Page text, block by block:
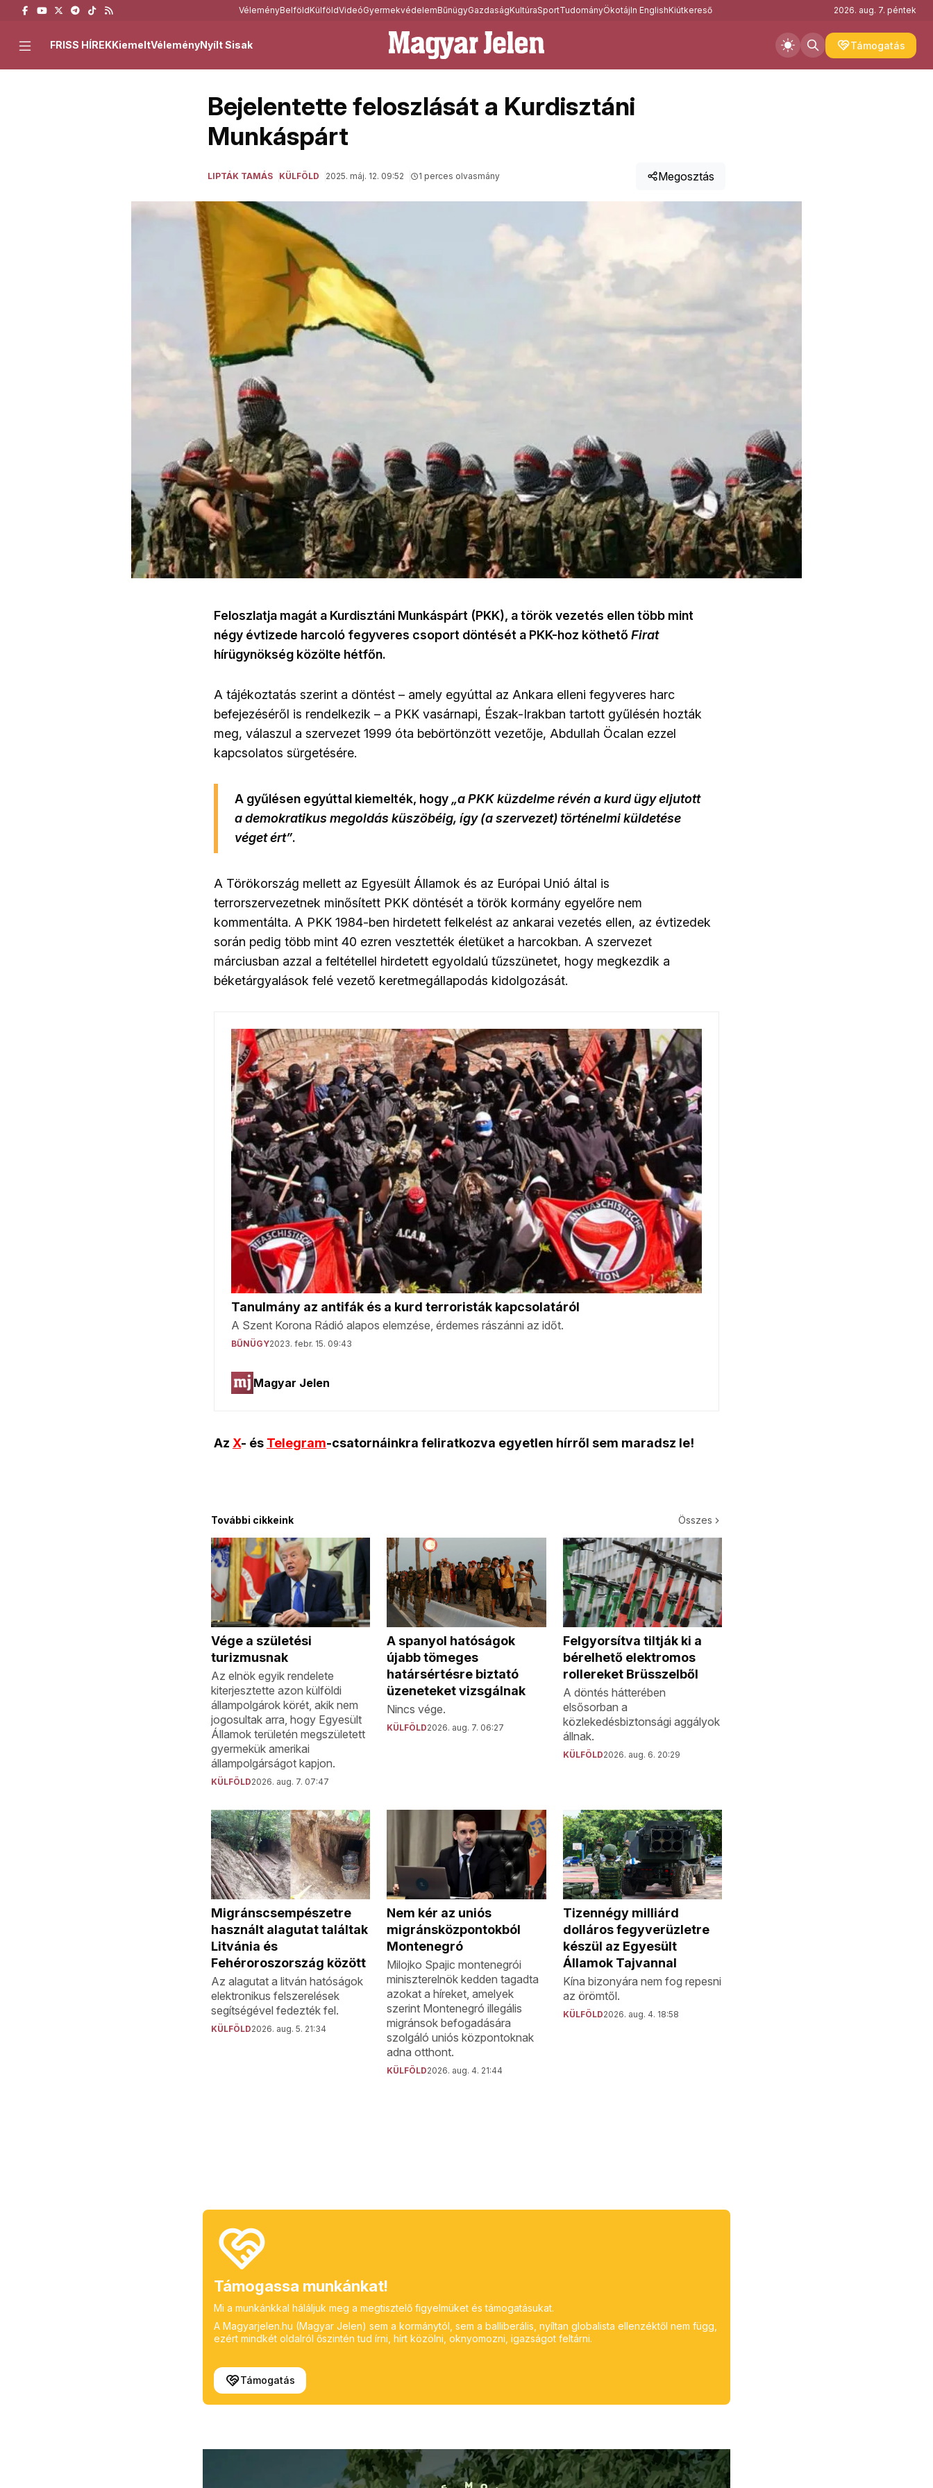
VéleményBelföldKülföldVideóGyermekvédelemBűnügyGazdaságKultúraSportTudományÖkotájIn EnglishKiútkereső 2026. aug. 7. péntek
Támogatás
FRISS HÍREKKiemeltVéleményNyílt Sisak
Bejelentette feloszlását a Kurdisztáni
Munkáspárt
LIPTÁK TAMÁS KÜLFÖLD 2025. máj. 12. 09:52 1 perces olvasmány Megosztás
Feloszlatja magát a Kurdisztáni Munkáspárt (PKK), a török vezetés ellen több mint
négy évtizede harcoló fegyveres csoport döntését a PKK-hoz köthető Firat
hírügynökség közölte hétfőn.
A tájékoztatás szerint a döntést – amely egyúttal az Ankara elleni fegyveres harc
befejezéséről is rendelkezik – a PKK vasárnapi, Észak-Irakban tartott gyűlésén hozták
meg, válaszul a szervezet 1999 óta bebörtönzött vezetője, Abdullah Öcalan ezzel
kapcsolatos sürgetésére.
A gyűlésen egyúttal kiemelték, hogy „a PKK küzdelme révén a kurd ügy eljutott
a demokratikus megoldás küszöbéig, így (a szervezet) történelmi küldetése
véget ért”.
A Törökország mellett az Egyesült Államok és az Európai Unió által is
terrorszervezetnek minősített PKK döntését a török kormány egyelőre nem
kommentálta. A PKK 1984-ben hirdetett felkelést az ankarai vezetés ellen, az évtizedek
során pedig több mint 40 ezren vesztették életüket a harcokban. A szervezet
márciusban azzal a feltétellel hirdetett egyoldalú tűzszünetet, hogy megkezdik a
béketárgyalások felé vezető keretmegállapodás kidolgozását.
Az X- és Telegram-csatornáinkra feliratkozva egyetlen hírről sem maradsz le!
További cikkeink Összes
Vége a születési
turizmusnak
Az elnök egyik rendelete
kiterjesztette azon külföldi
állampolgárok körét, akik nem
jogosultak arra, hogy Egyesült
Államok területén megszületett
gyermekük amerikai
állampolgárságot kapjon.
KÜLFÖLD2026. aug. 7. 07:47
A spanyol hatóságok
újabb tömeges
határsértésre biztató
üzeneteket vizsgálnak
Nincs vége.
KÜLFÖLD2026. aug. 7. 06:27
Felgyorsítva tiltják ki a
bérelhető elektromos
rollereket Brüsszelből
A döntés hátterében
elsősorban a
közlekedésbiztonsági aggályok
állnak.
KÜLFÖLD2026. aug. 6. 20:29
Migránscsempészetre
használt alagutat találtak
Litvánia és
Fehéroroszország között
Az alagutat a litván hatóságok
elektronikus felszerelések
segítségével fedezték fel.
KÜLFÖLD2026. aug. 5. 21:34
Nem kér az uniós
migránsközpontokból
Montenegró
Milojko Spajic montenegrói
miniszterelnök kedden tagadta
azokat a híreket, amelyek
szerint Montenegró illegális
migránsok befogadására
szolgáló uniós központoknak
adna otthont.
KÜLFÖLD2026. aug. 4. 21:44
Tizennégy milliárd
dolláros fegyverüzletre
készül az Egyesült
Államok Tajvannal
Kína bizonyára nem fog repesni
az örömtől.
KÜLFÖLD2026. aug. 4. 18:58
Támogassa munkánkat!
Mi a munkánkkal háláljuk meg a megtisztelő figyelmüket és támogatásukat.
A Magyarjelen.hu (Magyar Jelen) sem a kormánytól, sem a balliberális, nyíltan globalista ellenzéktől nem függ,
ezért mindkét oldalról őszintén tud írni, hírt közölni, oknyomozni, igazságot feltárni.
Támogatás